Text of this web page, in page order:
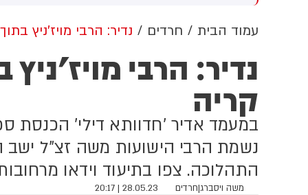
של חזבאללה, לא מאשים את
חזבאללה בהפרת הפסקת האש
אתמול הגדיר בהודעה רשמית
את האירוע כ״הפרה בוטה של
עמוד הבית חרדים נדיר: הרבי מויז'ניץ
נדיר: הרבי
קריה
במעמד אדיר 'חדוותא דילי' הכנסת
נשמת הרבי הישועות משה זצ"ל ישב
התהלוכה. צפו בתיעוד וידאו
משה ויסברג|חרדים 28.05.23 | 20:17